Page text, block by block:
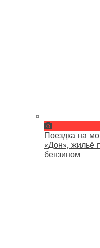
Поездка на
«Дон», жильё
бензином